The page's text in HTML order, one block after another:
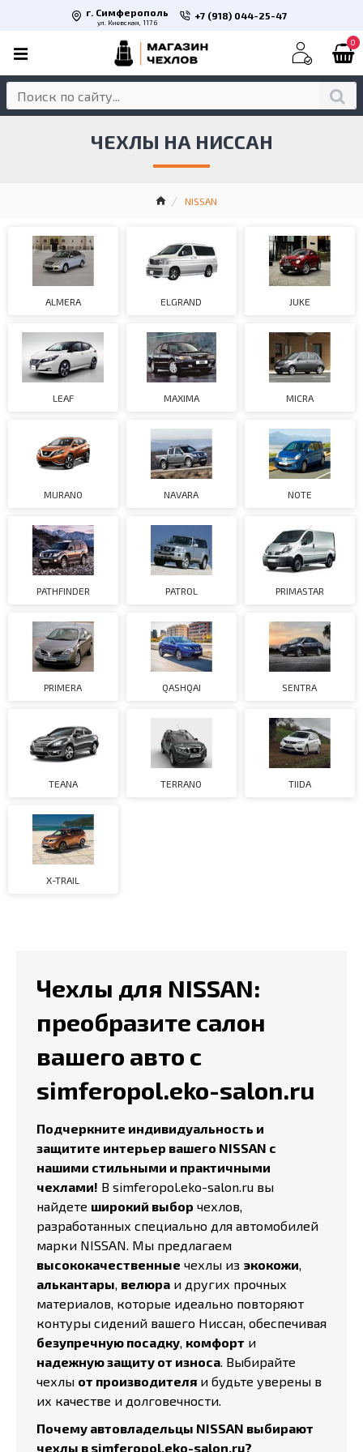
г. Симферополь
ул. Киевская, 117 б
+7 (918) 044-25-47
0
NISSAN
ЧЕХЛЫ НА НИССАН
ALMERA ELGRAND JUKE
LEAF MAXIMA MICRA
MURANO NAVARA NOTE
PATHFINDER PATROL PRIMASTAR
PRIMERA QASHQAI SENTRA
TEANA TERRANO TIIDA
X-TRAIL
Чехлы для NISSAN:
преобразите салон
вашего авто с
simferopol.eko-salon.ru
Подчеркните индивидуальность и
защитите интерьер вашего NISSAN с
нашими стильными и практичными
чехлами! В simferopol.eko-salon.ru вы
найдете широкий выбор чехлов,
разработанных специально для автомобилей
марки NISSAN. Мы предлагаем
высококачественные чехлы из экокожи,
алькантары, велюра и других прочных
материалов, которые идеально повторяют
контуры сидений вашего Ниссан, обеспечивая
безупречную посадку, комфорт и
надежную защиту от износа. Выбирайте
чехлы от производителя и будьте уверены в
их качестве и долговечности.
Почему автовладельцы NISSAN выбирают
чехлы в simferopol.eko-salon.ru?